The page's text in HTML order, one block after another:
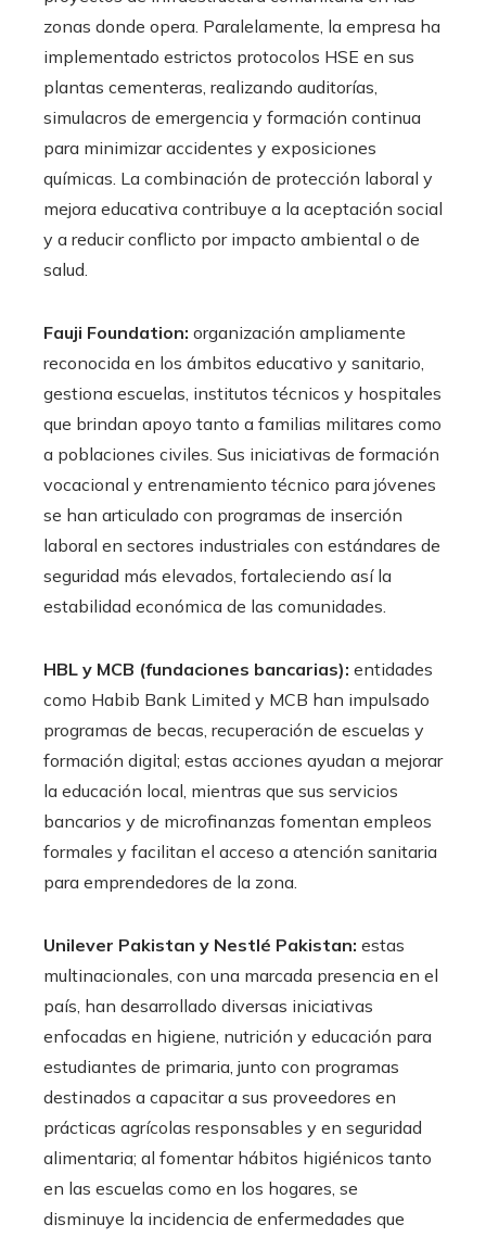
zonas donde opera. Paralelamente, la empresa ha
implementado estrictos protocolos HSE en sus
plantas cementeras, realizando auditorías,
simulacros de emergencia y formación continua
para minimizar accidentes y exposiciones
químicas. La combinación de protección laboral y
mejora educativa contribuye a la aceptación social
y a reducir conflicto por impacto ambiental o de
salud.
Fauji Foundation: organización ampliamente
reconocida en los ámbitos educativo y sanitario,
gestiona escuelas, institutos técnicos y hospitales
que brindan apoyo tanto a familias militares como
a poblaciones civiles. Sus iniciativas de formación
vocacional y entrenamiento técnico para jóvenes
se han articulado con programas de inserción
laboral en sectores industriales con estándares de
seguridad más elevados, fortaleciendo así la
estabilidad económica de las comunidades.
HBL y MCB (fundaciones bancarias): entidades
como Habib Bank Limited y MCB han impulsado
programas de becas, recuperación de escuelas y
formación digital; estas acciones ayudan a mejorar
la educación local, mientras que sus servicios
bancarios y de microfinanzas fomentan empleos
formales y facilitan el acceso a atención sanitaria
para emprendedores de la zona.
Unilever Pakistan y Nestlé Pakistan: estas
multinacionales, con una marcada presencia en el
país, han desarrollado diversas iniciativas
enfocadas en higiene, nutrición y educación para
estudiantes de primaria, junto con programas
destinados a capacitar a sus proveedores en
prácticas agrícolas responsables y en seguridad
alimentaria; al fomentar hábitos higiénicos tanto
en las escuelas como en los hogares, se
disminuye la incidencia de enfermedades que